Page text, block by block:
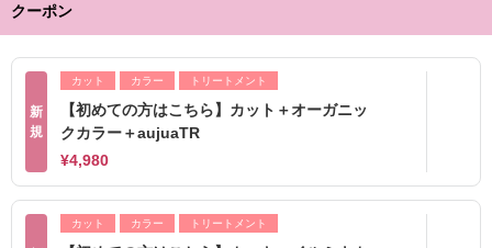
クーポン
新
規
カット カラー トリートメント
【初めての方はこちら】カット＋オーガニッ
クカラー＋aujuaTR
¥4,980
カット カラー トリートメント